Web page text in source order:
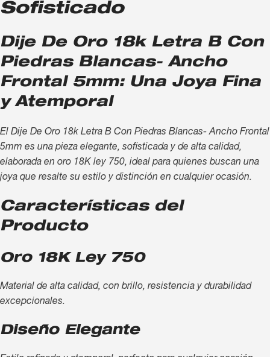
Sofisticado
Dije De Oro 18k Letra B Con
Piedras Blancas- Ancho
Frontal 5mm: Una Joya Fina
y Atemporal
El Dije De Oro 18k Letra B Con Piedras Blancas- Ancho Frontal
5mm es una pieza elegante, sofisticada y de alta calidad,
elaborada en oro 18K ley 750, ideal para quienes buscan una
joya que resalte su estilo y distinción en cualquier ocasión.
Características del
Producto
Oro 18K Ley 750
Material de alta calidad, con brillo, resistencia y durabilidad
excepcionales.
Diseño Elegante